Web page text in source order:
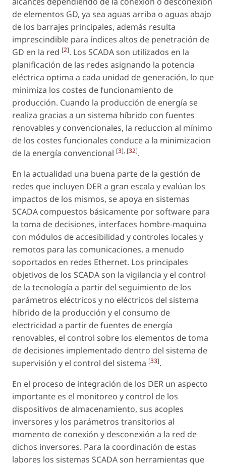
de elementos GD, ya sea aguas arriba o aguas abajo
de los barrajes principales, además resulta
imprescindible para índices altos de penetración de
GD en la red [2]. Los SCADA son utilizados en la
planificación de las redes asignando la potencia
eléctrica optima a cada unidad de generación, lo que
minimiza los costes de funcionamiento de
producción. Cuando la producción de energía se
realiza gracias a un sistema híbrido con fuentes
renovables y convencionales, la reduccion al mínimo
de los costes funcionales conduce a la minimizacion
de la energía convencional [3], [32].
En la actualidad una buena parte de la gestión de
redes que incluyen DER a gran escala y evalúan los
impactos de los mismos, se apoya en sistemas
SCADA compuestos básicamente por software para
la toma de decisiones, interfaces hombre-maquina
con módulos de accesibilidad y controles locales y
remotos para las comunicaciones, a menudo
soportados en redes Ethernet. Los principales
objetivos de los SCADA son la vigilancia y el control
de la tecnología a partir del seguimiento de los
parámetros eléctricos y no eléctricos del sistema
híbrido de la producción y el consumo de
electricidad a partir de fuentes de energía
renovables, el control sobre los elementos de toma
de decisiones implementado dentro del sistema de
supervisión y el control del sistema [33].
En el proceso de integración de los DER un aspecto
importante es el monitoreo y control de los
dispositivos de almacenamiento, sus acoples
inversores y los parámetros transitorios al
momento de conexión y desconexión a la red de
dichos inversores. Para la coordinación de estas
labores los sistemas SCADA son herramientas que